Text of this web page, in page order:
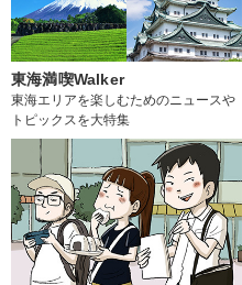
東海満喫Walker
東海エリアを楽しむためのニュースや
トピックスを大特集